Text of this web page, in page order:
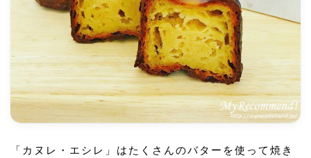
「カヌレ・エシレ」はたくさんのバターを使って焼き